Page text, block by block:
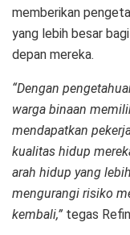
memberikan
yang lebih besar
depan mereka.
“Dengan
warga binaan
mendapatkan
kualitas hidup
arah hidup yang
mengurangi risiko
kembali,” tegas